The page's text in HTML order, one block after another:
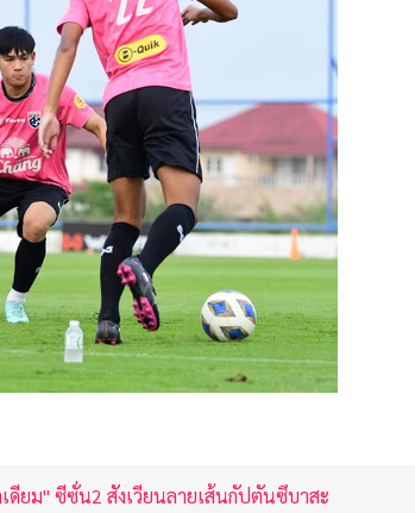
ดียม" ซีซั่น2 สังเวียนลายเส้นกัปตันซึบาสะ